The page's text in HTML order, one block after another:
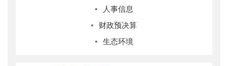
人事信息
财政预决算
生态环境